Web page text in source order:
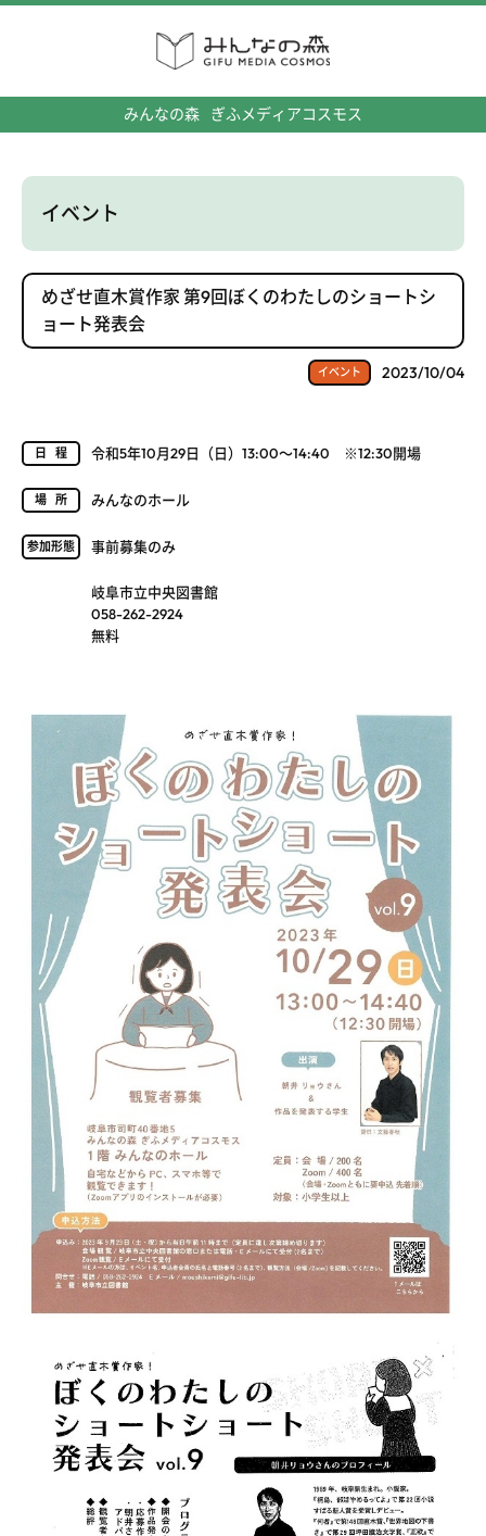
みんなの森 ぎふメディアコスモス
イベント
めざせ直木賞作家 第9回ぼくのわたしのショートシ
ョート発表会
イベント 2023/10/04
日程 令和5年10月29日（日）13:00～14:40 ※12:30開場
場所 みんなのホール
参加形態 事前募集のみ
岐阜市立中央図書館
058-262-2924
無料